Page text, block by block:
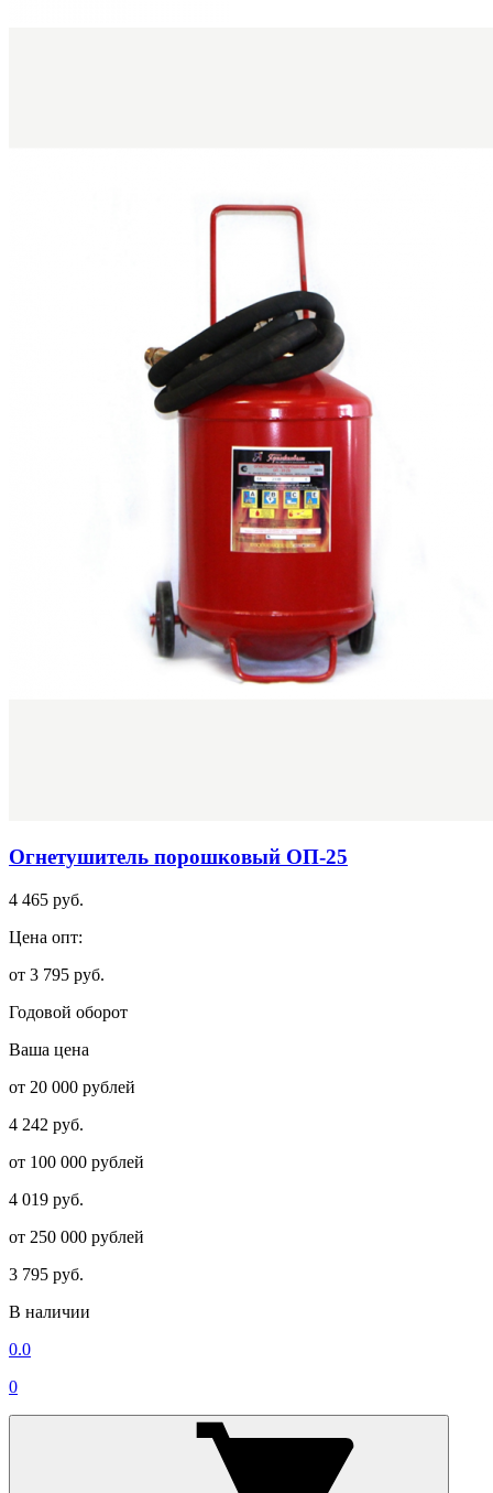
Огнетушитель порошковый ОП-25
4 465 руб.
Цена опт:
от 3 795 руб.
Годовой оборот
Ваша цена
от 20 000 рублей
4 242 руб.
от 100 000 рублей
4 019 руб.
от 250 000 рублей
3 795 руб.
В наличии
0.0
0